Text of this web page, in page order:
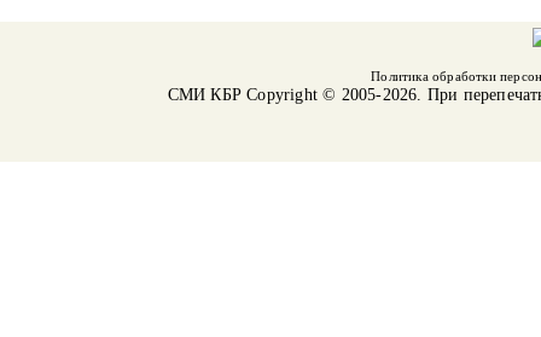
Политика обработки
СМИ КБРCopyright © 2005-2026. При